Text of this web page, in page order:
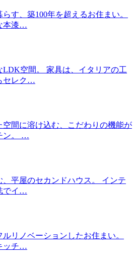
す、築100年を超えるお住まい。
本漆…
LDK空間。 家具は、イタリアの工
セレク…
間に溶け込む、こだわりの機能が
ン。 …
平屋のセカンドハウス。 インテ
でイ…
リノベーションしたお住まい。
ッチ…